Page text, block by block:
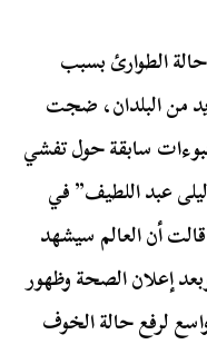
الطوارئ بسبب
من البلدان، ضجت
سابقة حول تفشي
عبد اللطيف” في
أن العالم سيشهد
وباء جلدي في نهايات 2024، وبعد إعلان الصحة وظهور
لرفع حالة الخوف